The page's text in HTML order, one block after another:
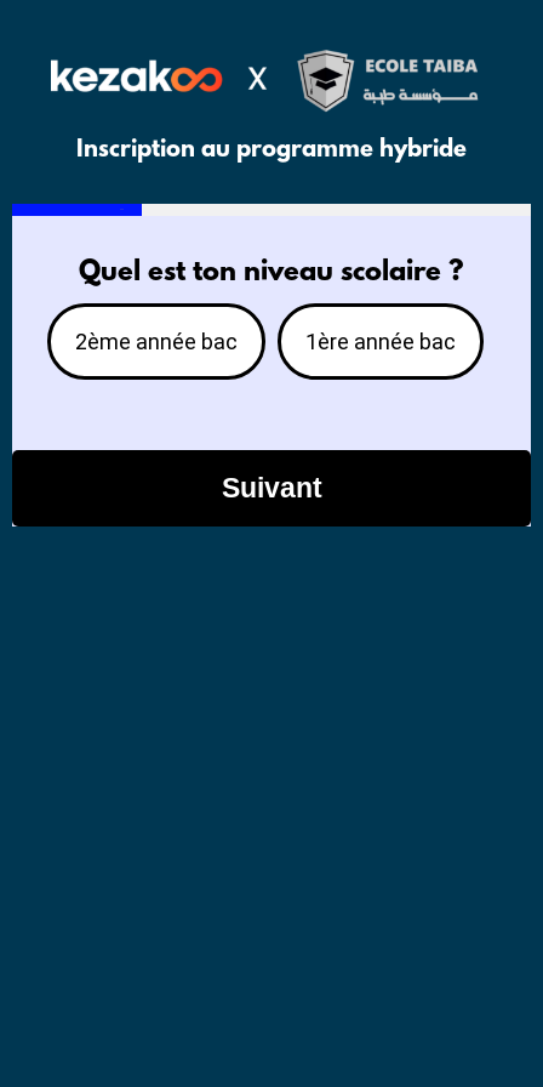
Inscription au programme hybride
Quel est ton niveau scolaire ?
2ème année bac 1ère année bac
Suivant